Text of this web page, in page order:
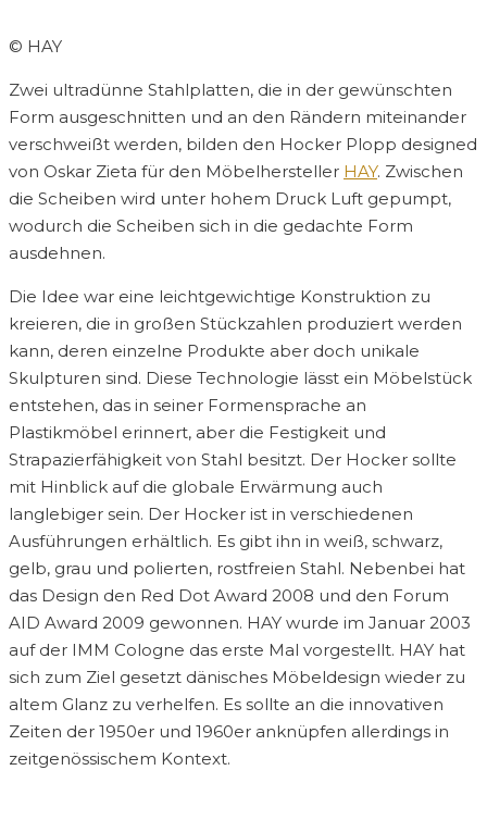
© HAY
Zwei ultradünne Stahlplatten, die in der gewünschten
Form ausgeschnitten und an den Rändern miteinander
verschweißt werden, bilden den Hocker Plopp designed
von Oskar Zieta für den Möbelhersteller HAY. Zwischen
die Scheiben wird unter hohem Druck Luft gepumpt,
wodurch die Scheiben sich in die gedachte Form
ausdehnen.
Die Idee war eine leichtgewichtige Konstruktion zu
kreieren, die in großen Stückzahlen produziert werden
kann, deren einzelne Produkte aber doch unikale
Skulpturen sind. Diese Technologie lässt ein Möbelstück
entstehen, das in seiner Formensprache an
Plastikmöbel erinnert, aber die Festigkeit und
Strapazierfähigkeit von Stahl besitzt. Der Hocker sollte
mit Hinblick auf die globale Erwärmung auch
langlebiger sein. Der Hocker ist in verschiedenen
Ausführungen erhältlich. Es gibt ihn in weiß, schwarz,
gelb, grau und polierten, rostfreien Stahl. Nebenbei hat
das Design den Red Dot Award 2008 und den Forum
AID Award 2009 gewonnen. HAY wurde im Januar 2003
auf der IMM Cologne das erste Mal vorgestellt. HAY hat
sich zum Ziel gesetzt dänisches Möbeldesign wieder zu
altem Glanz zu verhelfen. Es sollte an die innovativen
Zeiten der 1950er und 1960er anknüpfen allerdings in
zeitgenössischem Kontext.